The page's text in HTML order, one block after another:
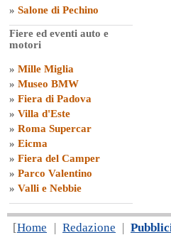
» Salone di Pechino
Fiere ed eventi auto e
motori
» Mille Miglia
» Museo BMW
» Fiera di Padova
» Villa d'Este
» Roma Supercar
» Eicma
» Fiera del Camper
» Parco Valentino
» Valli e Nebbie
[Home | Redazione |